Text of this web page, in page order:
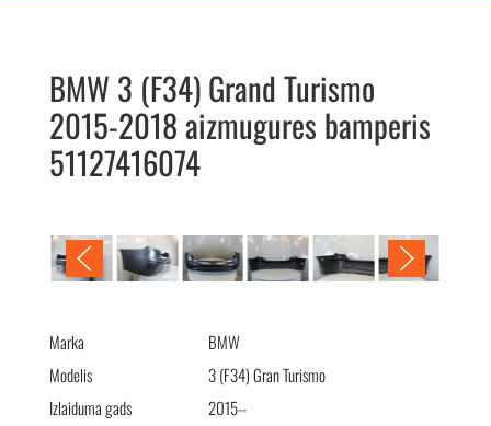
BMW 3 (F34) Grand Turismo
2015-2018 aizmugures bamperis
51127416074
BMW 3 (F34) Grand Turismo 2015-2018 бампер задний
Marka
BMW
Modelis
3 (F34) Gran Turismo
Izlaiduma gads
2015--